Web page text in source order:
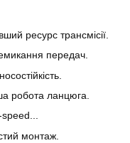
ресурс трансмісії.
передач.
робота ланцюга.
speed...
монтаж.